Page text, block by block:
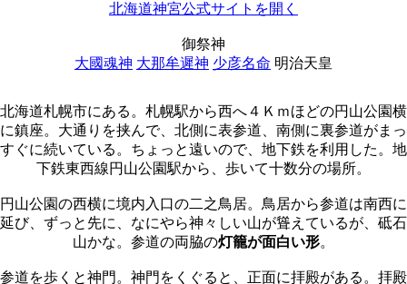
北海道神宮公式サイトを開く
御祭神
大國魂神 大那牟遲神 少彦名命 明治天皇
北海道札幌市にある。札幌駅から西へ４Ｋｍほどの円山公園横
に鎮座。大通りを挟んで、北側に表参道、南側に裏参道がまっ
すぐに続いている。ちょっと遠いので、地下鉄を利用した。地
下鉄東西線円山公園駅から、歩いて十数分の場所。
円山公園の西横に境内入口の二之鳥居。鳥居から参道は南西に
延び、ずっと先に、なにやら神々しい山が聳えているが、砥石
山かな。参道の両脇の灯籠が面白い形。
参道を歩くと神門。神門をくぐると、正面に拝殿がある。拝殿